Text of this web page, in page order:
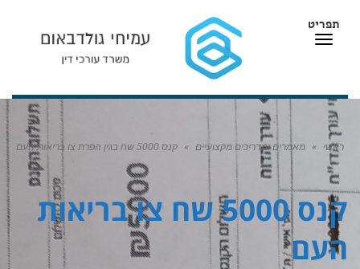
תפריט
תפריט
ראשי » מאמרים ומדריכים מקצועיים » קנס 5000 שח בגין הפרת צו בריאות העם
קנס 5000 שח צו בריאות
העם